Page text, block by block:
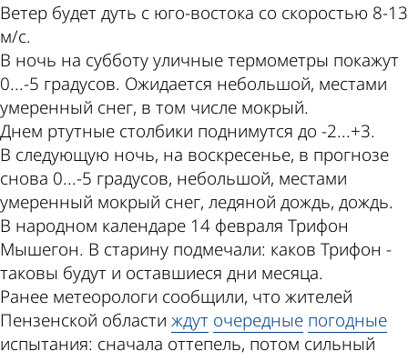
Ветер будет дуть с юго-востока со скоростью 8-13
м/с.
В ночь на субботу уличные термометры покажут
0...-5 градусов. Ожидается небольшой, местами
умеренный снег, в том числе мокрый.
Днем ртутные столбики поднимутся до -2...+3.
В следующую ночь, на воскресенье, в прогнозе
снова 0...-5 градусов, небольшой, местами
умеренный мокрый снег, ледяной дождь, дождь.
В народном календаре 14 февраля Трифон
Мышегон. В старину подмечали: каков Трифон -
таковы будут и оставшиеся дни месяца.
Ранее метеорологи сообщили, что жителей
Пензенской области ждут очередные погодные
испытания: сначала оттепель, потом сильный